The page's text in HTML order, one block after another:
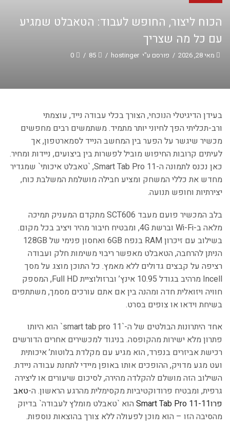
הכוח ליצור, החופש לעבוד: הטאבלט שמגיע
עם כל מה שצריך
מאי 28, 2026 / פורסם ע"י hostinger
/
85
/
0
בעידן הדיגיטלי הנוכחי, הצורך בכלי עבודה נייד, עוצמתי
ורב-תכליתי הפך לחיוני יותר מתמיד. משתמשים רבים מחפשים
מכשיר שיגשר על הפער בין המחשב הנייד לסמארטפון, אך
לעיתים קרובות החיפוש מוביל לפשרות בין ביצועים, ניידות ומחיר.
כאן נכנס לתמונה ה-Smart Tab Pro 11, `טאבלט איכותי` שמגדיר
מחדש את כללי המשחק ומציע חבילה מושלמת המשלבת כוח,
יצירתיות וחופש תנועה.
בלב המכשיר פועם מעבד SCT606 מתקדם המעניק תמיכה
מלאה ב-Wi-Fi וברשת 4G, ומבטיח חיבור מהיר ויציב בכל מקום.
בשילוב עם זיכרון RAM בנפח 6GB ואחסון פנימי של 128GB
הניתן להרחבה, הטאבלט מאפשר ריבוי משימות חלק ועבודה
רציפה על קבצים גדולים ללא מאמץ. כל התוכן מוצג על מסך
Incell מרהיב בגודל 10.95 אינץ’ וברזולוציית Full HD, המספק
חוויה ויזואלית חדה ומהנה בין אם אתם עורכים מסמך, משתתפים
בשיחת וידאו או צופים בסרט.
אחד היתרונות הבולטים של ה-`smart tab pro 11` הוא היותו
פתרון מלא ישירות מהקופסה. בניגוד למכשירים אחרים הדורשים
רכישת אביזרים בנפרד, הוא מגיע עם מקלדת בלוטות’ איכותית
ועט מגע מדויק, ההופכים אותו באופן מיידי לתחנת עבודה ניידת.
השילוב הזה מושלם להקלדה מהירה, לסיכום שיעורים או ליצירה
גרפית, ומבטיח פרודוקטיביות מקסימלית מהרגע הראשון. ה-טאב
פרו11-Smart Tab Pro 11
הוא `טאבלט מומלץ לעבודה` בדיוק
מהסיבה הזו – הוא מוכן לפעולה ללא צורך בהוצאות נוספות.